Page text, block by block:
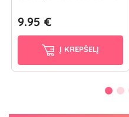
9.95 €
Į KREPŠELĮ